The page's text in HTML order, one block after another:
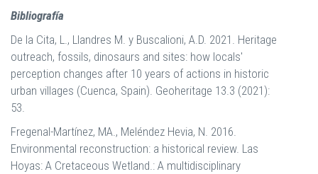
Bibliografía
De la Cita, L., Llandres M. y Buscalioni, A.D. 2021. Heritage
outreach, fossils, dinosaurs and sites: how locals'
perception changes after 10 years of actions in historic
urban villages (Cuenca, Spain). Geoheritage 13.3 (2021):
53.
Fregenal-Martínez, MA., Meléndez Hevia, N. 2016.
Environmental reconstruction: a historical review. Las
Hoyas: A Cretaceous Wetland.: A multidisciplinary